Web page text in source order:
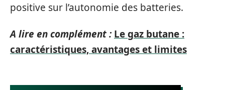
positive sur l’autonomie des batteries.
A lire en complément : Le gaz butane :
caractéristiques, avantages et limites